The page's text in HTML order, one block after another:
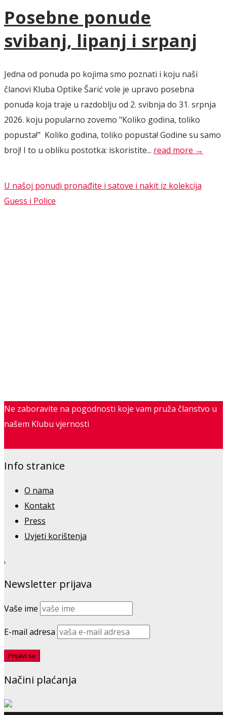
Posebne ponude
svibanj, lipanj i srpanj
Jedna od ponuda po kojima smo poznati i koju naši
članovi Kluba Optike Šarić vole je upravo posebna
ponuda koja traje u razdoblju od 2. svibnja do 31. srpnja
2026. koju popularno zovemo "Koliko godina, toliko
popusta!" Koliko godina, toliko popusta! Godine su samo
broj! I to u obliku postotka: iskoristite... read more →
U našoj ponudi pronađite i satove i nakit iz kolekcija
Guess i Police
Ne zaboravite na pogodnosti koje vam pruža članstvo u
našem Klubu vjernosti
Info stranice
O nama
Kontakt
Press
Uvjeti korištenja
.
Newsletter prijava
Vaše ime
E-mail adresa
Načini plaćanja